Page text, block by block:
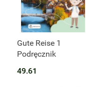
Produkt niedostępny
Gute Reise 1
Podręcznik
49.61